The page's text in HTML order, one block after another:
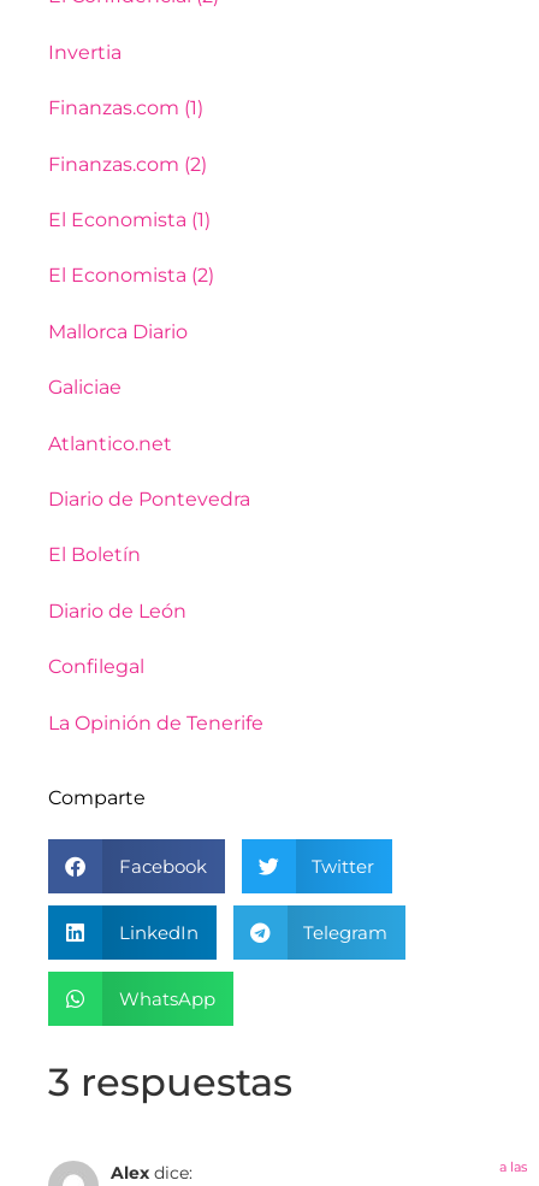
Invertia
Finanzas.com (1)
Finanzas.com (2)
El Economista (1)
El Economista (2)
Mallorca Diario
Galiciae
Atlantico.net
Diario de Pontevedra
El Boletín
Diario de León
Confilegal
La Opinión de Tenerife
Comparte
Facebook Twitter
LinkedIn Telegram
WhatsApp
3 respuestas
Alex dice: a las